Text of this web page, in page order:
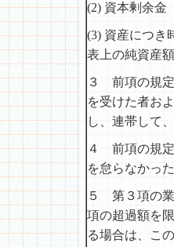
(2) 資本剰余金
(3) 資産につき
表上の純資産額
３ 前項の規定
を受けた者お
し、連帯して
４ 前項の規定
を怠らなかっ
５ 第３項の業
項の超過額を
る場合は、こ